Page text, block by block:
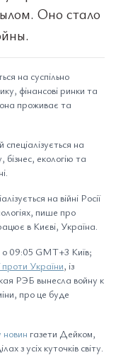
Оно стало
на суспільно
фінансові ринки та
проживає та
на
екологію та
на війні Росії
пише про
в Києві, Україна.
09:05 GMT+3 Київ;
проти України, із
РЭБ вынесла войну к
про це буде
новин газети Дейком,
з усіх куточків світу.